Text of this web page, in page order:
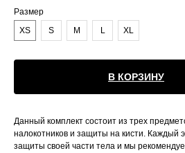
Размер
XS
S M L XL
В КОРЗИНУ
Данный комплект состоит из трех
налокотников и защиты на кисти. Каждый
защиты своей части тела и мы